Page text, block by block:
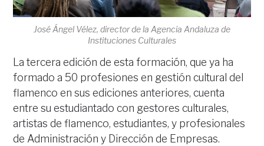
José Ángel Vélez, director de la Agencia Andaluza de
Instituciones Culturales
La tercera edición de esta formación, que ya ha
formado a 50 profesiones en gestión cultural del
flamenco en sus ediciones anteriores, cuenta
entre su estudiantado con gestores culturales,
artistas de flamenco, estudiantes, y profesionales
de Administración y Dirección de Empresas.